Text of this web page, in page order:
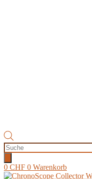
Products
search
0 CHF 0 Warenkorb